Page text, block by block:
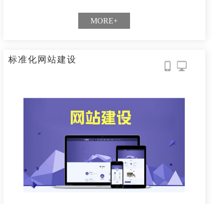
MORE+
标准化网站建设